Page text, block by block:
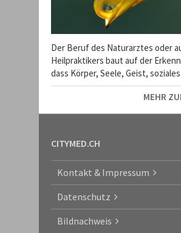
Der Beruf des Naturarztes oder
Heilpraktikers baut auf der
dass Körper, Seele, Geist,
MEHR
CITYMED.CH
Kontakt & Impressum
Datenschutz
Bildnachweis